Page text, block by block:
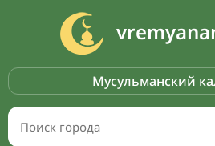
Мусульманский